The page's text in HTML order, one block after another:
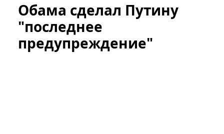
Обама сделал Путину
"последнее
предупреждение"